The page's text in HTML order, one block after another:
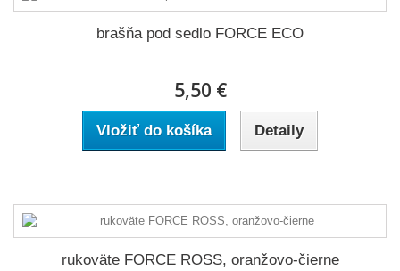
brašňa pod sedlo FORCE ECO
5,50 €
Vložiť do košíka Detaily
rukoväte FORCE ROSS, oranžovo-čierne